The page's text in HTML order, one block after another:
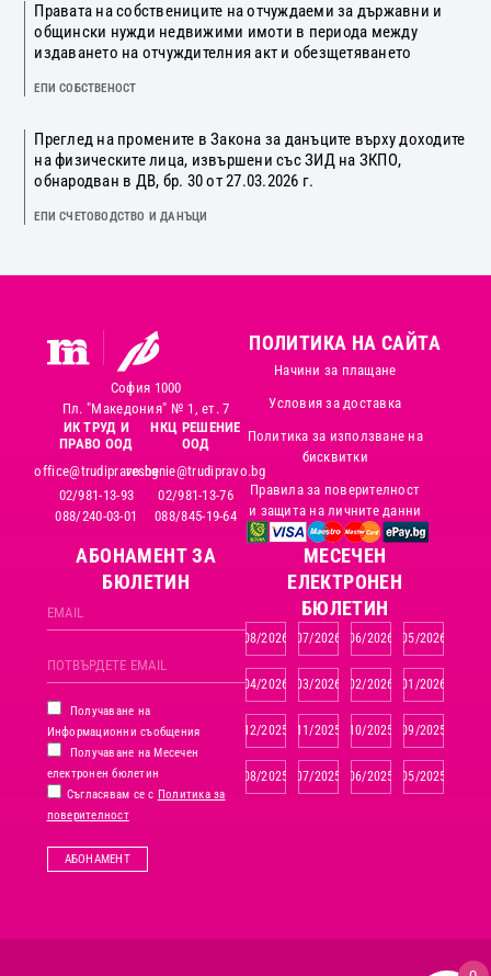
Правата на собствениците на отчуждаеми за държавни и
общински нужди недвижими имоти в периода между
издаването на отчуждителния акт и обезщетяването
ЕПИ СОБСТВЕНОСТ
Преглед на промените в Закона за данъците върху доходите
на физическите лица, извършени със ЗИД на ЗКПО,
обнародван в ДВ, бр. 30 от 27.03.2026 г.
ЕПИ СЧЕТОВОДСТВО И ДАНЪЦИ
София 1000
Пл. "Македония" № 1, ет. 7
ИК ТРУД И
ПРАВО ООД
office@trudipravo.bg
02/981-13-93
088/240-03-01
НКЦ РЕШЕНИЕ
ООД
reshenie@trudipravo.bg
02/981-13-76
088/845-19-64
ПОЛИТИКА НА САЙТА
Начини за плащане
Условия за доставка
Политика за използване на
бисквитки
Правила за поверителност
и защита на личните данни
АБОНАМЕНТ ЗА
БЮЛЕТИН
Получаване на
Информационни съобщения
Получаване на Месечен
електронен бюлетин
Съгласявам се с Политика за
поверителност
АБОНАМЕНТ
MЕСЕЧЕН
ЕЛЕКТРОНЕН
БЮЛЕТИН
08/2026 07/2026 06/2026 05/2026
04/2026 03/2026 02/2026 01/2026
12/2025 11/2025 10/2025 09/2025
08/2025 07/2025 06/2025 05/2025